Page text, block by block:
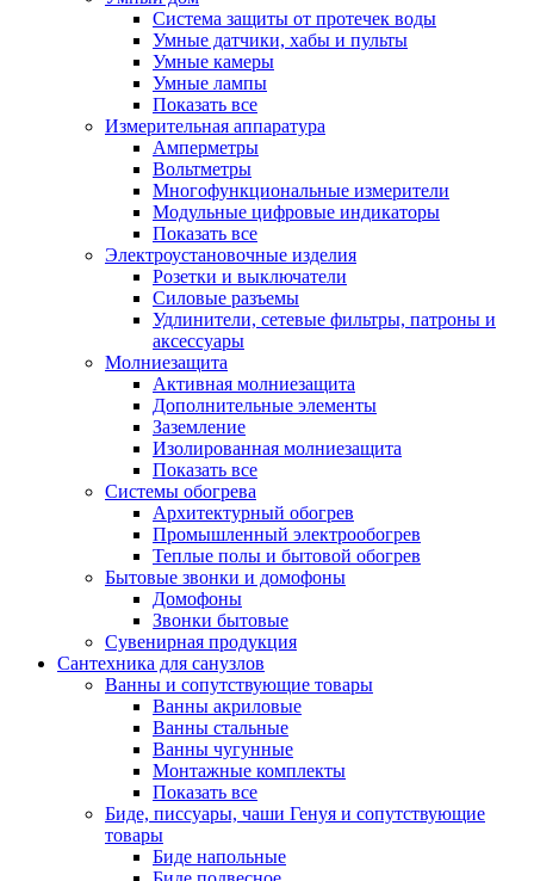
Система защиты от протечек воды
Умные датчики, хабы и пульты
Умные камеры
Умные лампы
Показать все
Измерительная аппаратура
Амперметры
Вольтметры
Многофункциональные измерители
Модульные цифровые индикаторы
Показать все
Электроустановочные изделия
Розетки и выключатели
Силовые разъемы
Удлинители, сетевые фильтры, патроны и
аксессуары
Молниезащита
Активная молниезащита
Дополнительные элементы
Заземление
Изолированная молниезащита
Показать все
Системы обогрева
Архитектурный обогрев
Промышленный электрообогрев
Теплые полы и бытовой обогрев
Бытовые звонки и домофоны
Домофоны
Звонки бытовые
Сувенирная продукция
Сантехника для санузлов
Ванны и сопутствующие товары
Ванны акриловые
Ванны стальные
Ванны чугунные
Монтажные комплекты
Показать все
Биде, писсуары, чаши Генуя и сопутствующие
товары
Биде напольные